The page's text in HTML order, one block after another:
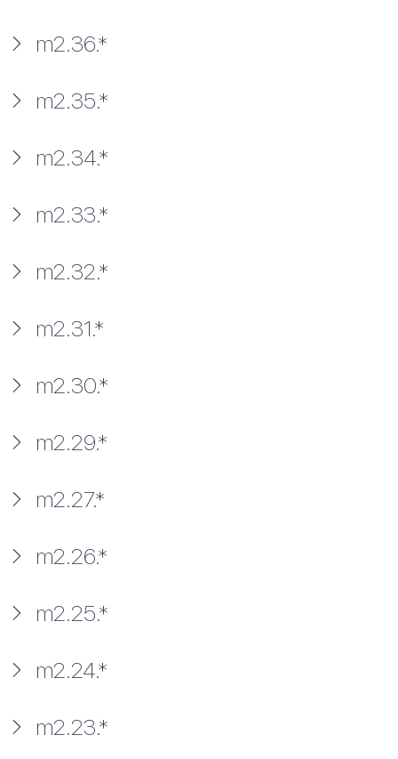
m2.36.*
m2.35.*
m2.34.*
m2.33.*
m2.32.*
m2.31.*
m2.30.*
m2.29.*
m2.27.*
m2.26.*
m2.25.*
m2.24.*
m2.23.*